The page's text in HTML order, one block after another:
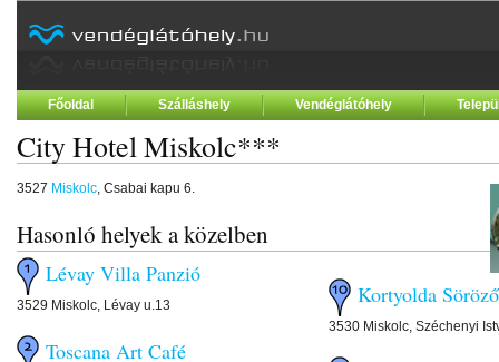
Főoldal Szálláshely Vendéglátóhely
City Hotel Miskolc***
3527 Miskolc, Csabai kapu 6.
Hasonló helyek a közelben
Lévay Villa Panzió
3529 Miskolc, Lévay u.13
Toscana Art Café
Kortyolda
3530 Miskolc, Széchenyi